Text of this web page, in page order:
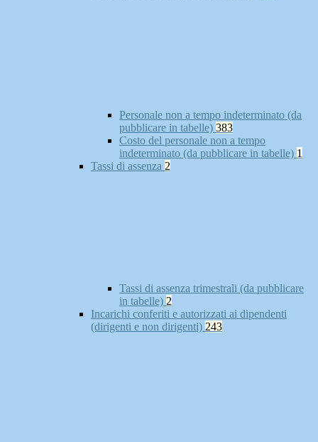
Personale non a tempo indeterminato (da
pubblicare in tabelle) 383
Costo del personale non a tempo
indeterminato (da pubblicare in tabelle) 1
Tassi di assenza 2
Tassi di assenza trimestrali (da pubblicare
in tabelle) 2
Incarichi conferiti e autorizzati ai dipendenti
(dirigenti e non dirigenti) 243